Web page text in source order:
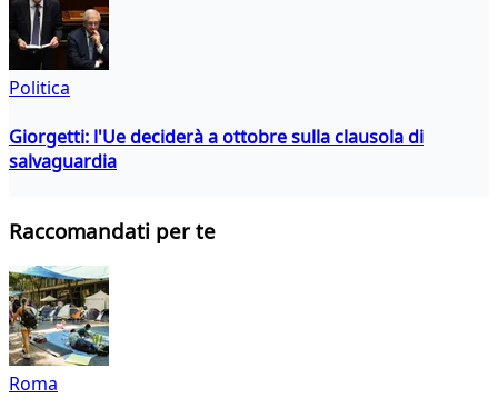
Politica
Giorgetti: l'Ue deciderà a ottobre sulla clausola di
salvaguardia
Raccomandati per te
Roma